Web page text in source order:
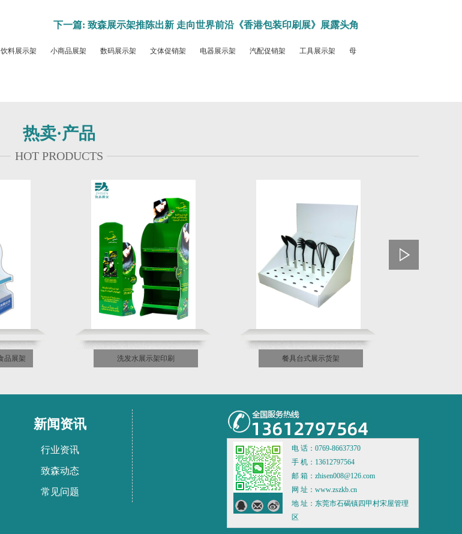
下一篇: 致森展示架推陈出新 走向世界前沿《香港包装印刷展》展露头角
饮料展示架 小商品展架 数码展示架 文体促销架 电器展示架 汽配促销架 工具展示架
母
热卖·产品
HOT PRODUCTS
品展架 洗发水展示架印刷 餐具台式展示货架
新闻资讯
行业资讯
致森动态
常见问题
电 话：0769-86637370
手 机：13612797564
邮 箱：zhisen008@126.com
网 址：www.zszkb.cn
地 址：东莞市石碣镇四甲村宋屋管理
区